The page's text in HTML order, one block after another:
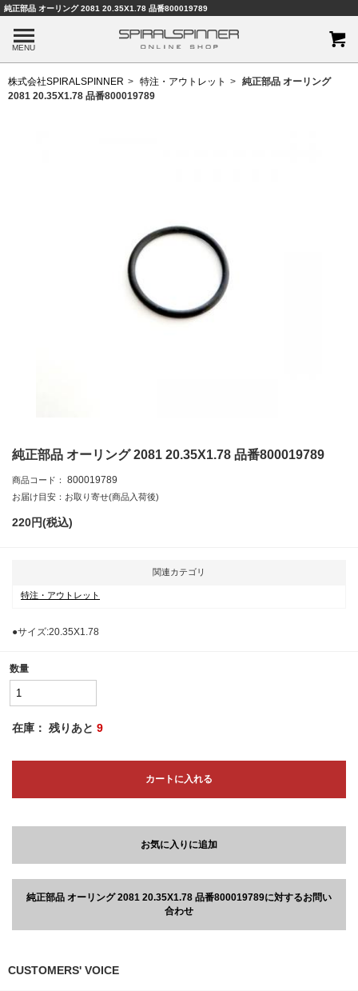
純正部品 オーリング 2081 20.35X1.78 品番800019789
MENU
株式会社SPIRALSPINNER 特注・アウトレット
純正部品 オーリング
2081 20.35X1.78 品番800019789
純正部品 オーリング 2081 20.35X1.78 品番800019789
商品コード： 800019789
お届け目安：お取り寄せ(商品入荷後)
220円(税込)
関連カテゴリ
特注・アウトレット
●サイズ:20.35X1.78
数量
在庫： 残りあと 9
カートに入れる
お気に入りに追加
純正部品 オーリング 2081 20.35X1.78 品番800019789に対するお問い
合わせ
CUSTOMERS' VOICE